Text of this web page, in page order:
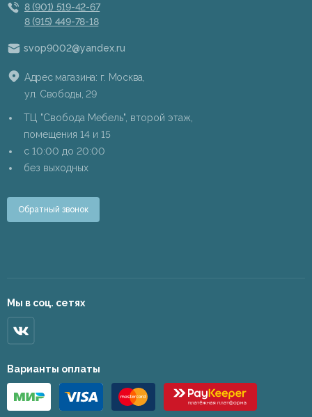
8 (901) 519-42-67
8 (915) 449-78-18
svop9002@yandex.ru
Адрес магазина: г. Москва,
ул. Свободы, 29
ТЦ "Свобода Мебель", второй этаж,
помещения 14 и 15
c 10:00 до 20:00
без выходных
Обратный звонок
Мы в соц. сетях
Варианты оплаты